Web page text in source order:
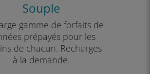
Souple
gamme de forfaits de
prépayés pour les
de chacun. Recharges
à la demande.